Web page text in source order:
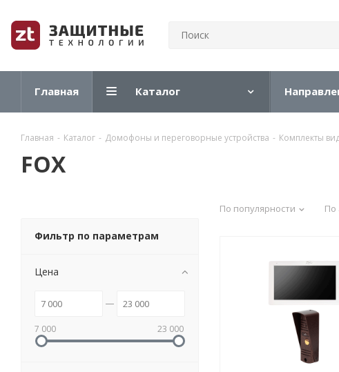
Главная Каталог
Главная - Каталог - Домофоны и переговорные устройства - Комплекты
FOX
По популярности По
Фильтр по параметрам
Цена
7 000 23 000